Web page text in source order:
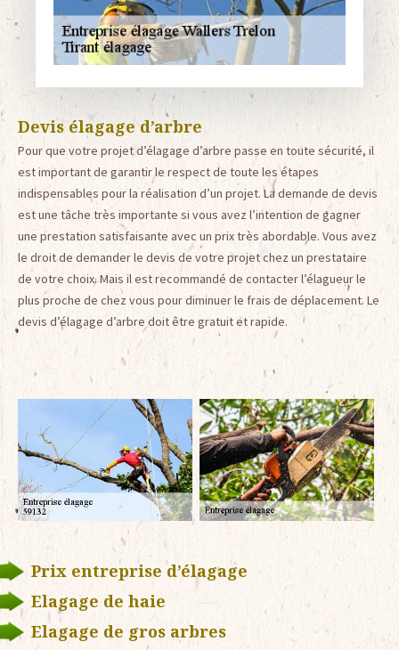
Devis élagage d’arbre
Pour que votre projet d’élagage d’arbre passe en toute sécurité, il
est important de garantir le respect de toute les étapes
indispensables pour la réalisation d’un projet. La demande de devis
est une tâche très importante si vous avez l’intention de gagner
une prestation satisfaisante avec un prix très abordable. Vous avez
le droit de demander le devis de votre projet chez un prestataire
de votre choix. Mais il est recommandé de contacter l’élagueur le
plus proche de chez vous pour diminuer le frais de déplacement. Le
devis d’élagage d’arbre doit être gratuit et rapide.
Prix entreprise d’élagage
Elagage de haie
Elagage de gros arbres